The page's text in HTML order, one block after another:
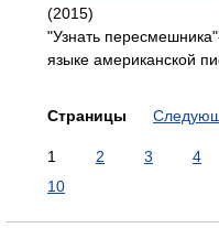
(2015)
"Узнать
языке американской
Страницы
1 2 3 4
10